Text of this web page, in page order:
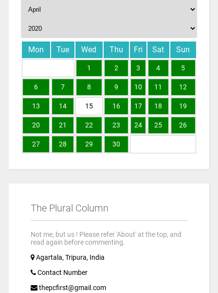
Mon Tue Wed Thu Fri Sat Sun
1 2 3 4 5
6 7 8 9 10 11 12
13 14 15 16 17 18 19
20 21 22 23 24 25 26
27 28 29 30
The Plural Column
Not me, but us ! Please refer 'About' at the top, and
read again before commenting.
Agartala, Tripura, India
Contact Number
thepcfirst@gmail.com